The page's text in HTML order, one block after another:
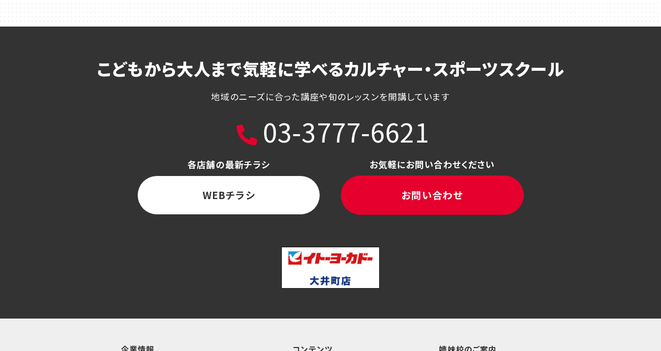
こどもから大人まで気軽に学べるカルチャー・スポーツスクール
地域のニーズに合った講座や旬のレッスンを開講しています
03-3777-6621
各店舗の最新チラシ
WEBチラシ
お気軽にお問い合わせください
お問い合わせ